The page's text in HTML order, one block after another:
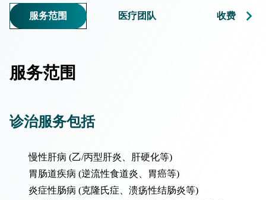
服务范围 医疗团队 收费
服务范围
诊治服务包括
慢性肝病 (乙/丙型肝炎、肝硬化等)
胃肠道疾病 (逆流性食道炎、胃癌等)
炎症性肠病 (克隆氏症、溃疡性结肠炎等)